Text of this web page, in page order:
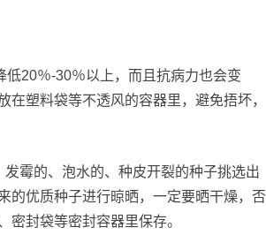
20％-30％以上，而且抗病力也会变
塑料袋等不透风的容器里，避免捂坏，
霉的、泡水的、种皮开裂的种子挑选出
的优质种子进行晾晒，一定要晒干燥，否
封袋等密封容器里保存。